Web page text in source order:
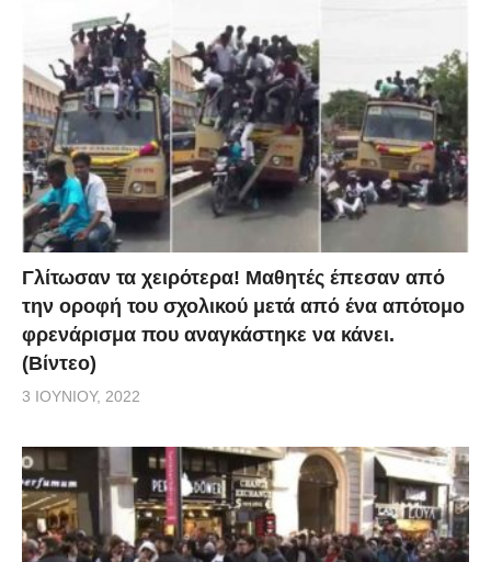
Γλίτωσαν τα χειρότερα! Μαθητές έπεσαν από
την οροφή του σχολικού μετά από ένα απότομο
φρενάρισμα που αναγκάστηκε να κάνει.
(Βίντεο)
3 ΙΟΥΝΊΟΥ, 2022